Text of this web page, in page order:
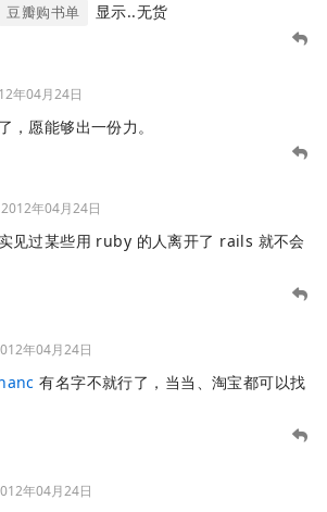
豆瓣购书单 显示..无货
年04月24日
，愿能够出一份力。
2012年04月24日
见过某些用 ruby 的人离开了 rails 就不会
年04月24日
有名字不就行了，当当、淘宝都可以找
年04月24日